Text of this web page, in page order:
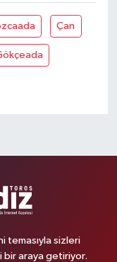
Çan
temasıyla sizleri
bir araya getiriyor.